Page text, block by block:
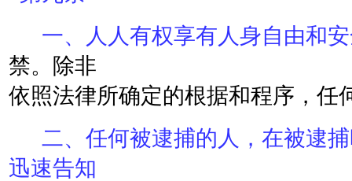
一、人人有权享有人身自由和
禁。除非
依照法律所确定的根据和程序，任
二、任何被逮捕的人，在被逮
迅速告知